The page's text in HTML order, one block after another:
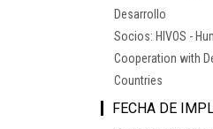
Desarrollo
Socios: HIVOS -
Cooperation with
Countries
FECHA DE